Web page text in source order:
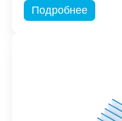
Подробнее